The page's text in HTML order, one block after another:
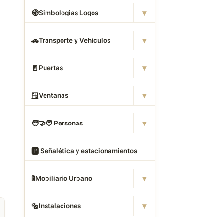
🧭Simbologias Logos ▾
🚗Transporte y Vehículos ▾
🚪 Puertas ▾
🪟Ventanas ▾
🧑‍🤝‍🧑 Personas ▾
🅿️ Señalética y estacionamientos
🚦Mobiliario Urbano ▾
🔩Instalaciones ▾